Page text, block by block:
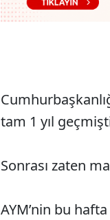
tam 1 yıl
Sonrası zaten
AYM’nin bu